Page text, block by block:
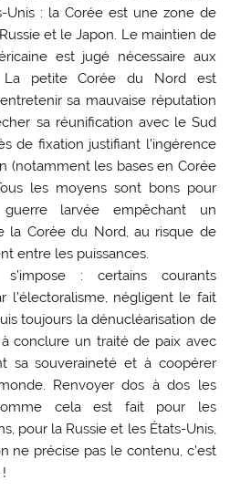
Unis : la Corée est une zone de
et le Japon. Le maintien de
est jugé nécessaire aux
La petite Corée du Nord est
sa mauvaise réputation
sa réunification avec le Sud
de fixation justifiant l’ingérence
(notamment les bases en Corée
les moyens sont bons pour
larvée empêchant un
la Corée du Nord, au risque de
entre les puissances.
: certains courants
l’électoralisme, négligent le fait
toujours la dénucléarisation de
conclure un traité de paix avec
sa souveraineté et à coopérer
Renvoyer dos à dos les
cela est fait pour les
pour la Russie et les États-Unis,
ne précise pas le contenu, c’est